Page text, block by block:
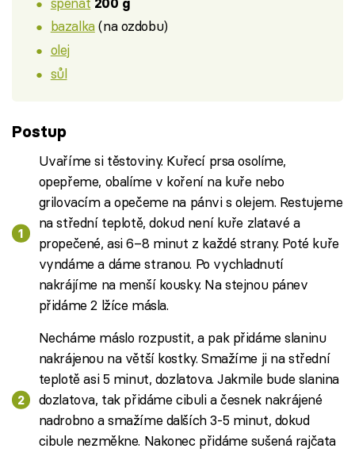
bazalka(na ozdobu)
olej
sůl
Postup
Uvaříme si těstoviny. Kuřecí prsa osolíme,
opepřeme, obalíme v koření na kuře nebo
grilovacím a opečeme na pánvi s olejem. Restujeme
na střední teplotě, dokud není kuře zlatavé a
propečené, asi 6–8 minut z každé strany. Poté kuře
vyndáme a dáme stranou. Po vychladnutí
nakrájíme na menší kousky. Na stejnou pánev
přidáme 2 lžíce másla.
Necháme máslo rozpustit, a pak přidáme slaninu
nakrájenou na větší kostky. Smažíme ji na střední
teplotě asi 5 minut, dozlatova. Jakmile bude slanina
dozlatova, tak přidáme cibuli a česnek nakrájené
nadrobno a smažíme dalších 3-5 minut, dokud
cibule nezměkne. Nakonec přidáme sušená rajčata